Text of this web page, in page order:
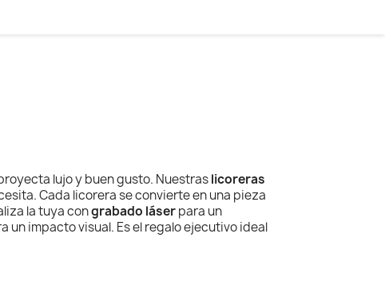
lujo y buen gusto. Nuestraslicoreras
Cada licorera se convierte en una pieza
la tuya congrabado láserpara un
un impacto visual. Es el regalo ejecutivo ideal